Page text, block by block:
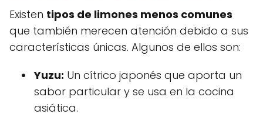
Existen tipos de limones menos comunes
que también merecen atención debido a sus
características únicas. Algunos de ellos son:
Yuzu: Un cítrico japonés que aporta un
sabor particular y se usa en la cocina
asiática.